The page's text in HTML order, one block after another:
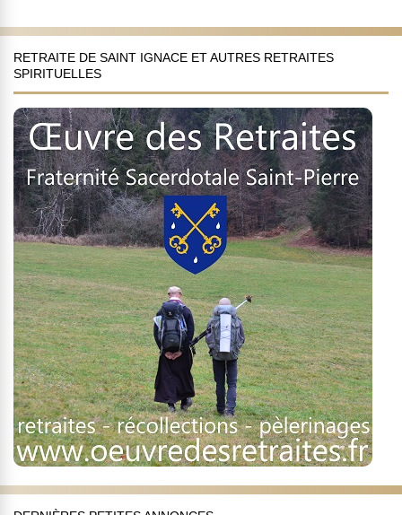
RETRAITE DE SAINT IGNACE ET AUTRES RETRAITES
SPIRITUELLES